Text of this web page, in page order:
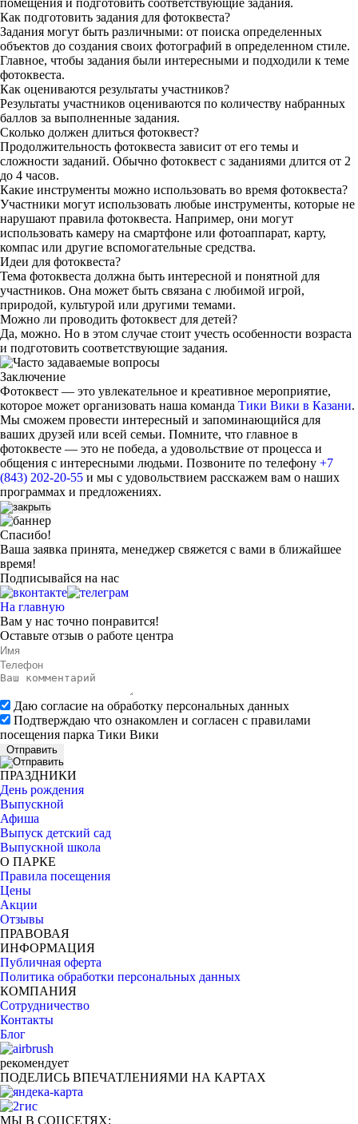
помещения и подготовить соответствующие задания.
Как подготовить задания для фотоквеста?
Задания могут быть различными: от поиска определенных
объектов до создания своих фотографий в определенном стиле.
Главное, чтобы задания были интересными и подходили к теме
фотоквеста.
Как оцениваются результаты участников?
Результаты участников оцениваются по количеству набранных
баллов за выполненные задания.
Сколько должен длиться фотоквест?
Продолжительность фотоквеста зависит от его темы и
сложности заданий. Обычно фотоквест с заданиями длится от 2
до 4 часов.
Какие инструменты можно использовать во время фотоквеста?
Участники могут использовать любые инструменты, которые не
нарушают правила фотоквеста. Например, они могут
использовать камеру на смартфоне или фотоаппарат, карту,
компас или другие вспомогательные средства.
Идеи для фотоквеста?
Тема фотоквеста должна быть интересной и понятной для
участников. Она может быть связана с любимой игрой,
природой, культурой или другими темами.
Можно ли проводить фотоквест для детей?
Да, можно. Но в этом случае стоит учесть особенности возраста
и подготовить соответствующие задания.
Заключение
Фотоквест — это увлекательное и креативное мероприятие,
которое может организовать наша команда Тики Вики в Казани.
Мы сможем провести интересный и запоминающийся для
ваших друзей или всей семьи. Помните, что главное в
фотоквесте — это не победа, а удовольствие от процесса и
общения с интересными людьми. Позвоните по телефону +7
(843) 202-20-55 и мы с удовольствием расскажем вам о наших
программах и предложениях.
Спасибо!
Ваша заявка принята, менеджер свяжется с вами в ближайшее
время!
Подписывайся на нас
На главную
Вам у нас точно понравится!
Оставьте отзыв о работе центра
Даю согласие на обработку персональных данных
Подтверждаю что ознакомлен и согласен с правилами
посещения парка Тики Вики
Отправить
ПРАЗДНИКИ
День рождения
Выпускной
Афиша
Выпуск детский сад
Выпускной школа
О ПАРКЕ
Правила посещения
Цены
Акции
Отзывы
ПРАВОВАЯ
ИНФОРМАЦИЯ
Публичная оферта
Политика обработки персональных данных
КОМПАНИЯ
Сотрудничество
Контакты
Блог
рекомендует
ПОДЕЛИСЬ ВПЕЧАТЛЕНИЯМИ НА КАРТАХ
МЫ В СОЦСЕТЯХ: